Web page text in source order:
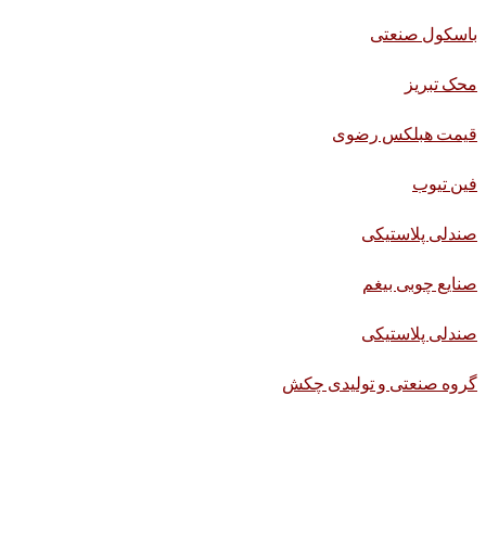
باسکول صنعتی
محک تبریز
قیمت هبلکس رضوی
فین تیوب
صندلی پلاستیکی
صنایع چوبی بیغم
صندلی پلاستیکی
گروه صنعتی و تولیدی چکش